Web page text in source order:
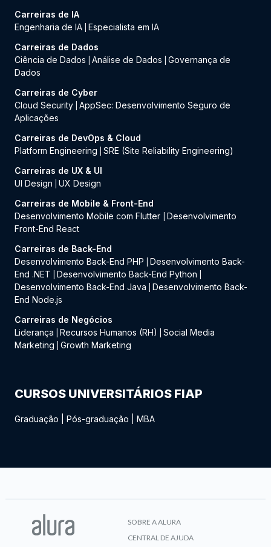
Carreiras de IA
Engenharia de IA Especialista em IA
Carreiras de Dados
Ciência de Dados
Análise de Dados
Governança de
Dados
Carreiras de Cyber
Cloud Security AppSec: Desenvolvimento Seguro de
Aplicações
Carreiras de DevOps & Cloud
Platform Engineering
SRE (Site Reliability Engineering)
Carreiras de UX & UI
UI Design
UX Design
Carreiras de Mobile & Front-End
Desenvolvimento Mobile com Flutter
Desenvolvimento
Front-End React
Carreiras de Back-End
Desenvolvimento Back-End PHP
Desenvolvimento Back-
End .NET
Desenvolvimento Back-End Python
Desenvolvimento Back-End Java
Desenvolvimento Back-
End Node.js
Carreiras de Negócios
Liderança
Recursos Humanos (RH)
Social Media
Marketing
Growth Marketing
CURSOS UNIVERSITÁRIOS FIAP
Graduação Pós-graduação MBA
SOBRE A ALURA
CENTRAL DE AJUDA